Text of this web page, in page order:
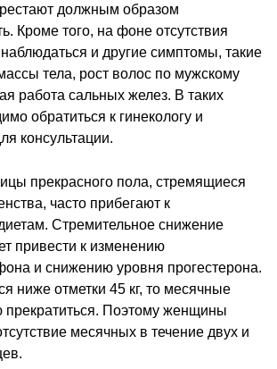
должным образом
Кроме того, на фоне отсутствия
и другие симптомы, такие
тела, рост волос по мужскому
работа сальных желез. В таких
обратиться к гинекологу и
консультации.
прекрасного пола, стремящиеся
часто прибегают к
Стремительное снижение
привести к изменению
и снижению уровня прогестерона.
ниже отметки 45 кг, то месячные
прекратиться. Поэтому женщины
месячных в течение двух и